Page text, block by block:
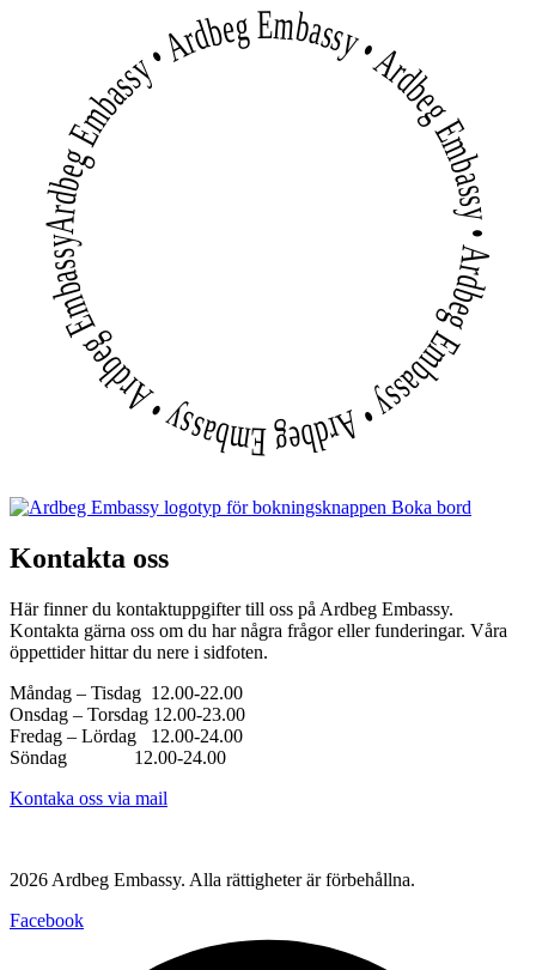
Ardbeg Embassy • Ardbeg Embassy • Ardbeg Embassy • Ardbeg Embassy • Ardbeg Embassy • Ardbeg Embassy
Boka bord
Kontakta oss
Här finner du kontaktuppgifter till oss på Ardbeg Embassy.
Kontakta gärna oss om du har några frågor eller funderingar. Våra
öppettider hittar du nere i sidfoten.
Måndag – Tisdag 12.00-22.00
Onsdag – Torsdag 12.00-23.00
Fredag – Lördag 12.00-24.00
Söndag 12.00-24.00
Kontaka oss via mail
2026 Ardbeg Embassy. Alla rättigheter är förbehållna.
Facebook